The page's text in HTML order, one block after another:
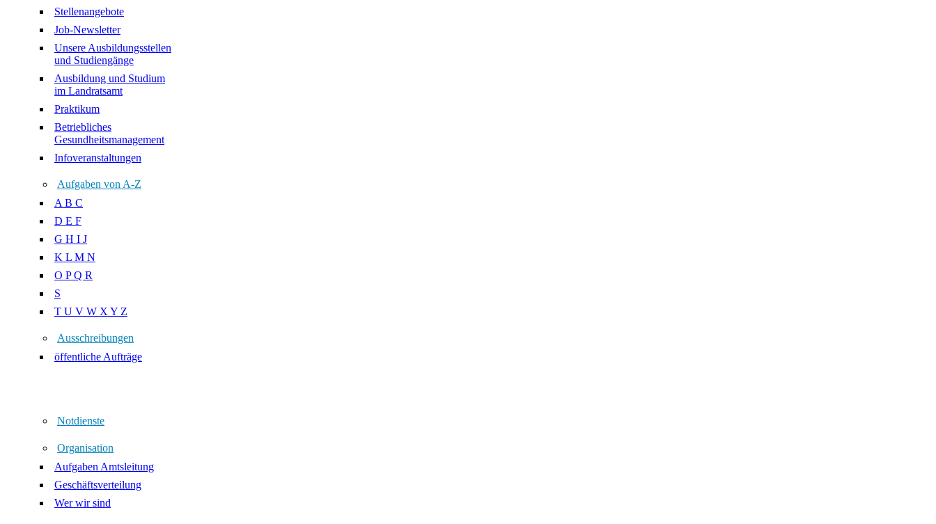
Stellenangebote
Job-Newsletter
Unsere Ausbildungsstellen
und Studiengänge
Ausbildung und Studium
im Landratsamt
Praktikum
Betriebliches
Gesundheitsmanagement
Infoveranstaltungen
Aufgaben von A-Z
A B C
D E F
G H I J
K L M N
O P Q R
S
T U V W X Y Z
Ausschreibungen
öffentliche Aufträge
Notdienste
Organisation
Aufgaben Amtsleitung
Geschäftsverteilung
Wer wir sind